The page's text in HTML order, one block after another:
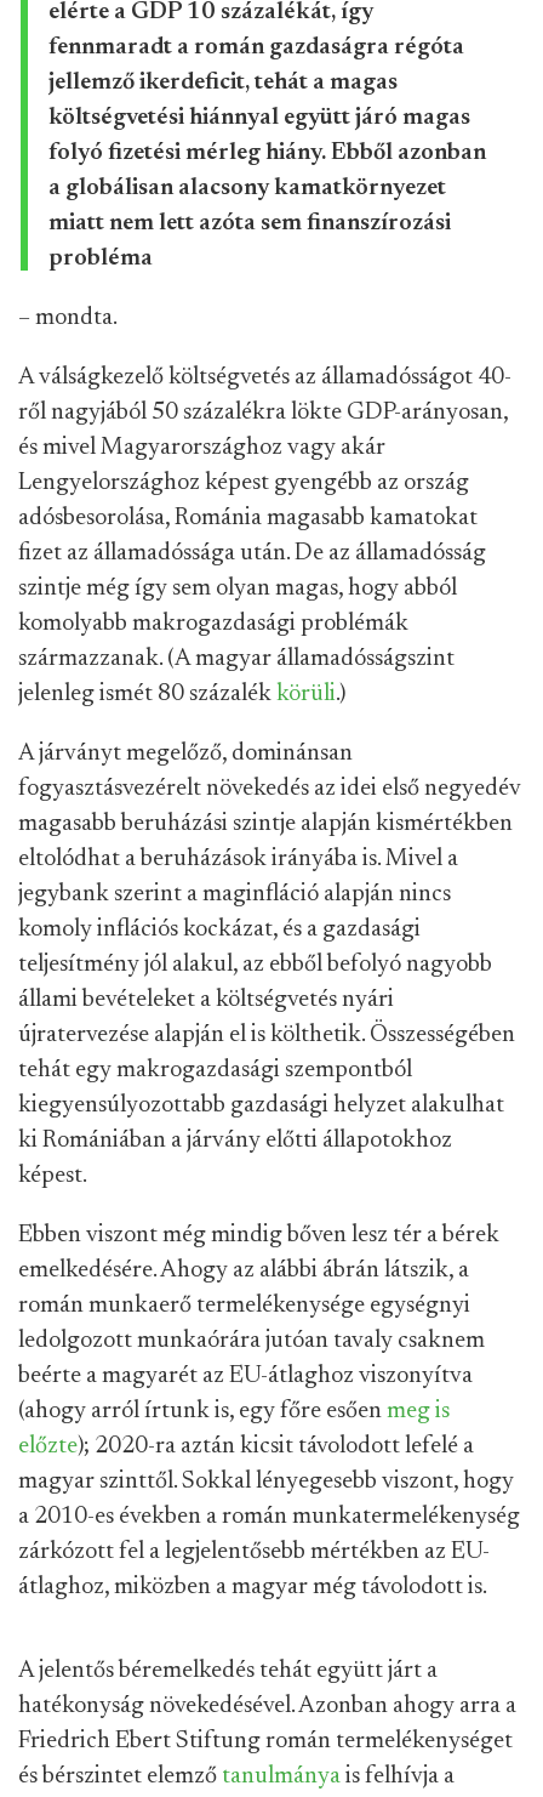
elérte a GDP 10 százalékát, így
fennmaradt a román gazdaságra régóta
jellemző ikerdeficit, tehát a magas
költségvetési hiánnyal együtt járó magas
folyó fizetési mérleg hiány. Ebből azonban
a globálisan alacsony kamatkörnyezet
miatt nem lett azóta sem finanszírozási
probléma
– mondta.
A válságkezelő költségvetés az államadósságot 40-
ről nagyjából 50 százalékra lökte GDP-arányosan,
és mivel Magyarországhoz vagy akár
Lengyelországhoz képest gyengébb az ország
adósbesorolása, Románia magasabb kamatokat
fizet az államadóssága után. De az államadósság
szintje még így sem olyan magas, hogy abból
komolyabb makrogazdasági problémák
származzanak. (A magyar államadósságszint
jelenleg ismét 80 százalék körüli.)
A járványt megelőző, dominánsan
fogyasztásvezérelt növekedés az idei első negyedév
magasabb beruházási szintje alapján kismértékben
eltolódhat a beruházások irányába is. Mivel a
jegybank szerint a maginfláció alapján nincs
komoly inflációs kockázat, és a gazdasági
teljesítmény jól alakul, az ebből befolyó nagyobb
állami bevételeket a költségvetés nyári
újratervezése alapján el is költhetik. Összességében
tehát egy makrogazdasági szempontból
kiegyensúlyozottabb gazdasági helyzet alakulhat
ki Romániában a járvány előtti állapotokhoz
képest.
Ebben viszont még mindig bőven lesz tér a bérek
emelkedésére. Ahogy az alábbi ábrán látszik, a
román munkaerő termelékenysége egységnyi
ledolgozott munkaórára jutóan tavaly csaknem
beérte a magyarét az EU-átlaghoz viszonyítva
(ahogy arról írtunk is, egy főre esően meg is
előzte); 2020-ra aztán kicsit távolodott lefelé a
magyar szinttől. Sokkal lényegesebb viszont, hogy
a 2010-es években a román munkatermelékenység
zárkózott fel a legjelentősebb mértékben az EU-
átlaghoz, miközben a magyar még távolodott is.
A jelentős béremelkedés tehát együtt járt a
hatékonyság növekedésével. Azonban ahogy arra a
Friedrich Ebert Stiftung román termelékenységet
és bérszintet elemző tanulmánya is felhívja a